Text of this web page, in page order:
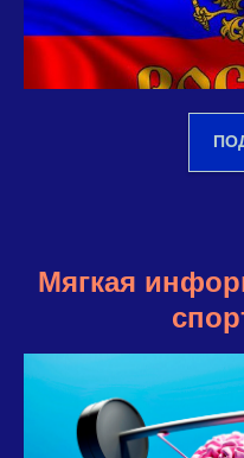
Мягкая